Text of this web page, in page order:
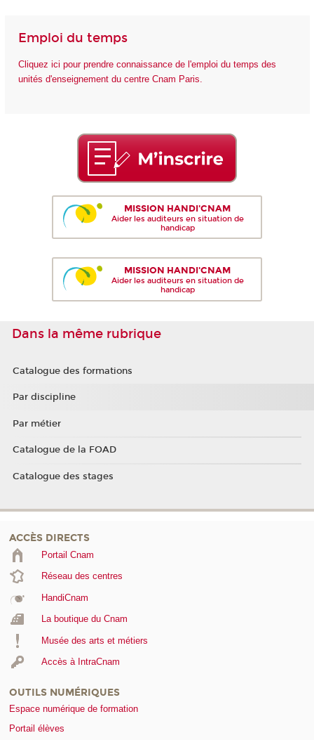
Emploi du temps
Cliquez ici pour prendre connaissance de l'emploi du temps des
unités d'enseignement du centre Cnam Paris.
MISSION HANDI'CNAM
Aider les auditeurs en situation de
handicap
MISSION HANDI'CNAM
Aider les auditeurs en situation de
handicap
Dans la même rubrique
Catalogue des formations
Par discipline
Par métier
Catalogue de la FOAD
Catalogue des stages
ACCÈS DIRECTS
Portail Cnam
Réseau des centres
HandiCnam
La boutique du Cnam
Musée des arts et métiers
Accès à IntraCnam
OUTILS NUMÉRIQUES
Espace numérique de formation
Portail élèves